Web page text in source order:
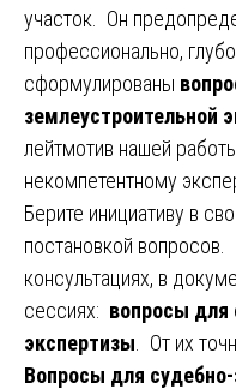
участок. Он
профессионально,
сформулированы
землеустроительной
лейтмотив нашей
некомпетентному
Берите инициативу в
постановкой вопросов.
консультациях, в
сессиях: вопросы для
экспертизы . От их
Вопросы для